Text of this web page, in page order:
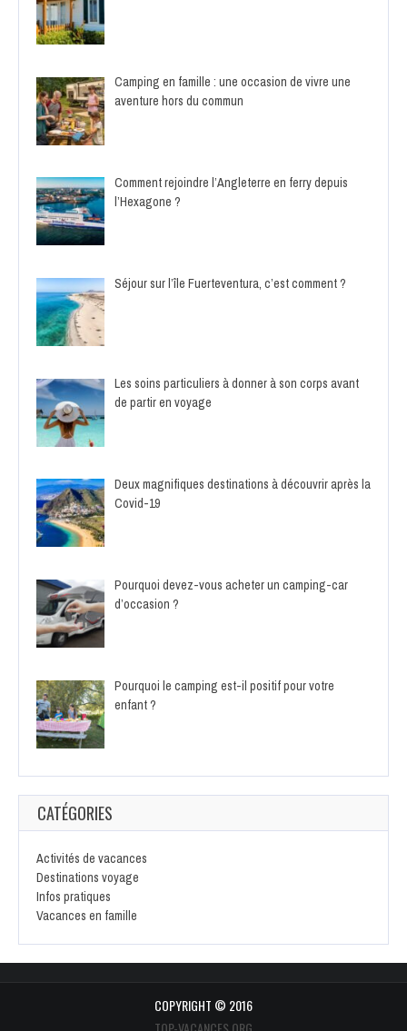
Camping en famille : une occasion de vivre une
aventure hors du commun
Comment rejoindre l’Angleterre en ferry depuis
l’Hexagone ?
Séjour sur l’île Fuerteventura, c’est comment ?
Les soins particuliers à donner à son corps avant
de partir en voyage
Deux magnifiques destinations à découvrir après la
Covid-19
Pourquoi devez-vous acheter un camping-car
d’occasion ?
Pourquoi le camping est-il positif pour votre
enfant ?
CATÉGORIES
Activités de vacances
Destinations voyage
Infos pratiques
Vacances en famille
COPYRIGHT © 2016